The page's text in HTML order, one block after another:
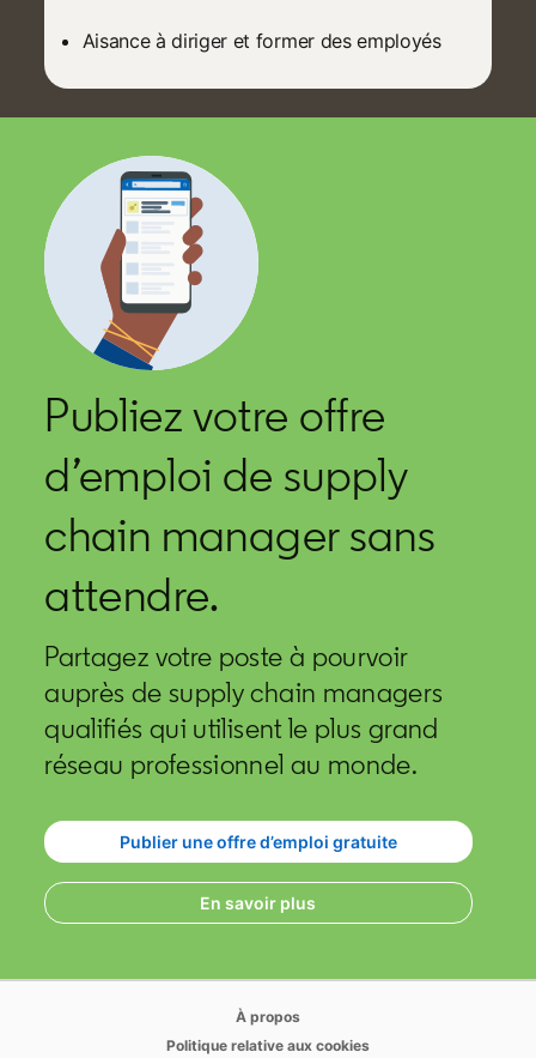
Aisance à diriger et former des employés
Publiez votre offre
d’emploi de supply
chain manager sans
attendre.
Partagez votre poste à pourvoir
auprès de supply chain managers
qualifiés qui utilisent le plus grand
réseau professionnel au monde.
Publier une offre d’emploi gratuite
opens in a new tab
En savoir plus
À propos
Politique relative aux cookies